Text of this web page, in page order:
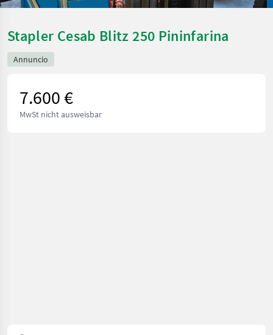
Stapler Cesab Blitz 250 Pininfarina
Annuncio
7.600 €
MwSt nicht ausweisbar